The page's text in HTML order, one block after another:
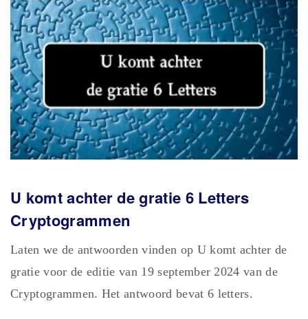
U komt achter de gratie 6 Letters
Cryptogrammen
Laten we de antwoorden vinden op U komt achter de
gratie voor de editie van 19 september 2024 van de
Cryptogrammen. Het antwoord bevat 6 letters.